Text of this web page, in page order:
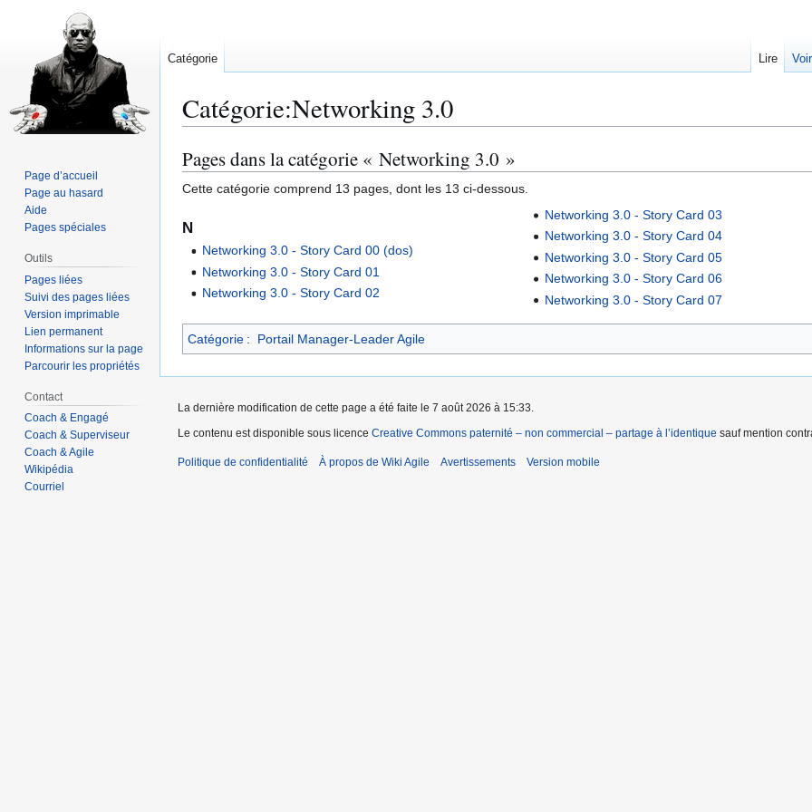
Catégorie:Networking 3.0
Aller
à
la
Aller
à
la
Pages dans la catégorie « Networking 3.0 »
Cette catégorie comprend 13 pages, dont les 13 ci-dessous.
N
Networking 3.0 - Story Card 00 (dos)
Networking 3.0 - Story Card 01
Networking 3.0 - Story Card 02
Networking 3.0 - Story Card 03
Networking 3.0 - Story Card 04
Networking 3.0 - Story Card 05
Networking 3.0 - Story Card 06
Networking 3.0 - Story Card 07
Catégorie : Portail Manager-Leader Agile
Catégorie Lire
Page d’accueil
Page au hasard
Aide
Pages spéciales
Outils
Pages liées
Suivi des pages liées
Version imprimable
Lien permanent
Informations sur la page
Parcourir les propriétés
Contact
Coach & Engagé
Coach & Superviseur
Coach & Agile
Wikipédia
Courriel
La dernière modification de cette page a été faite le 7 août 2026 à 15:33.
Le contenu est disponible sous licence Creative Commons paternité – non commercial – partage à l’identique sauf mention
Politique de confidentialité À propos de Wiki Agile Avertissements Version mobile